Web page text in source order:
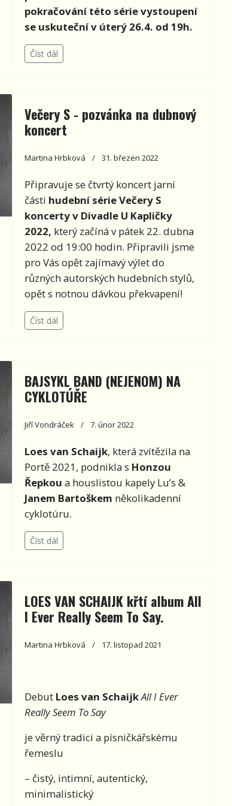
pokračování této série vystoupení
se uskuteční v úterý 26.4. od 19h.
Číst dál
Večery S - pozvánka na dubnový
koncert
Martina Hrbková 31. březen 2022
Připravuje se čtvrtý koncert jarní
části hudební sérieVečery S
koncerty v Divadle U Kapličky
2022, který začíná v pátek 22. dubna
2022 od 19:00 hodin. Připravili jsme
pro Vás opět zajímavý výlet do
různých autorských hudebních stylů,
opět s notnou dávkou překvapení!
Číst dál
BAJSYKL BAND (NEJENOM) NA
CYKLOTÚŘE
Jiří Vondráček 7. únor 2022
Loes van Schaijk, která zvítězila na
Portě 2021, podnikla s Honzou
Řepkou a houslistou kapely Lu’s &
Janem Bartoškem několikadenní
cyklotúru.
Číst dál
LOES VAN SCHAIJK křtí album All
I Ever Really Seem To Say.
Martina Hrbková 17. listopad 2021
Debut Loes van SchaijkAll I Ever
Really Seem To Say
je věrný tradici a písničkářskému
řemeslu
– čistý, intimní, autentický,
minimalistický